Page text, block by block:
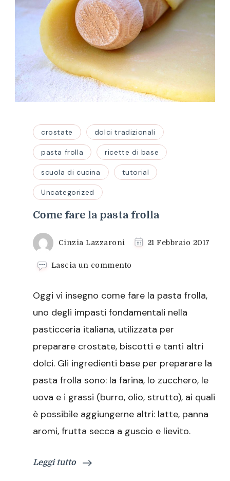
crostate dolci tradizionali
pasta frolla ricette di base
scuola di cucina tutorial
Uncategorized
Come fare la pasta frolla
Cinzia Lazzaroni 21 Febbraio 2017
Lascia un commento
la
Oggi vi insegno come fare la pasta frolla,
uno degli impasti fondamentali nella
pasticceria italiana, utilizzata per
preparare crostate, biscotti e tanti altri
dolci. Gli ingredienti base per preparare la
pasta frolla sono: la farina, lo zucchero, le
uova e i grassi (burro, olio, strutto), ai quali
è possibile aggiungerne altri: latte, panna
aromi, frutta secca a guscio e lievito.
Leggi tutto